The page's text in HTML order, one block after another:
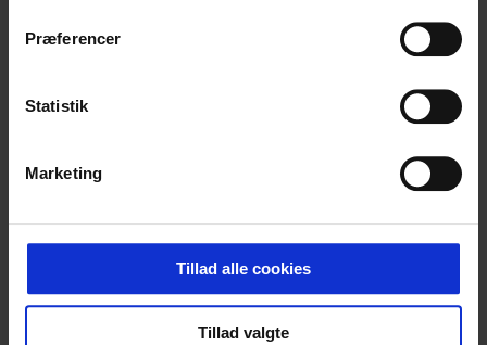
Præferencer
Statistik
Marketing
Tillad alle cookies
Tillad valgte